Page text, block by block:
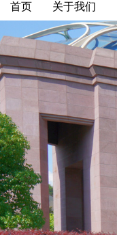
首页 关于我们